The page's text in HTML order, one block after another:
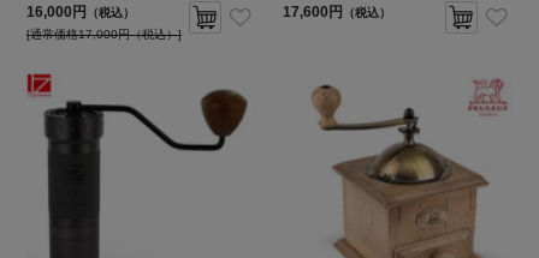
16,000円
（税込）
[通常価格17,000円（税込）]
17,600円
（税込）